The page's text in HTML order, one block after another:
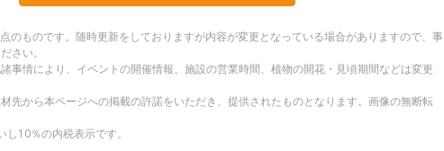
のものです。随時更新をしておりますが内容が変更となっている場合がありますので、事
さい。
事情により、イベントの開催情報、施設の営業時間、植物の開花・見頃期間などは変更
先から本ページへの掲載の許諾をいただき、提供されたものとなります。画像の無断転
10％の内税表示です。